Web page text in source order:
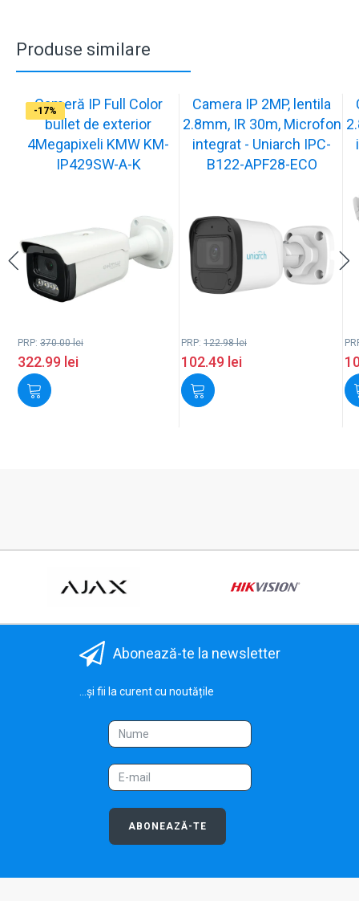
Produse similare
-13%
Cameră IP Full Color
bullet de exterior
4Megapixeli KMW KM-
IP429SW-A-K
PRP: 370.00lei
322.99 lei
-17%
Camera IP 2MP, lentila
2.8mm, IR 30m, Microfon
integrat - Uniarch IPC-
B122-APF28-ECO
PRP: 122.98lei
102.49 lei
-17%
-17%
-17%
-17%
-17%
-17%
-17%
-17%
Abonează-te la newsletter
...și fii la curent cu noutățile
ABONEAZĂ-TE